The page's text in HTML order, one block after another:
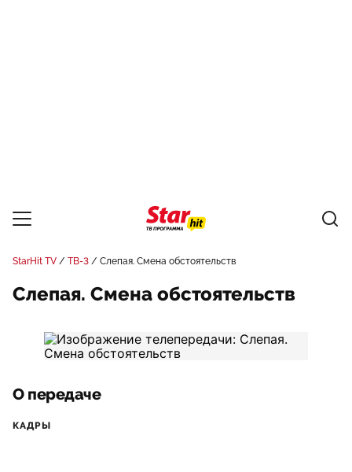
StarHit TV ТВ-3 Слепая. Смена обстоятельств
Слепая. Смена обстоятельств
О передаче
КАДРЫ